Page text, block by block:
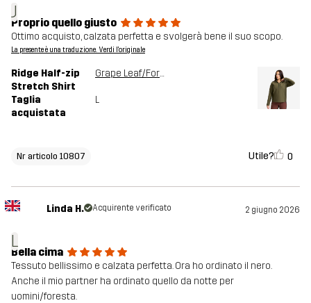
J
Proprio quello giusto
Ottimo acquisto, calzata perfetta e svolgerà bene il suo scopo.
La presente è una traduzione. Verdi l'originale
Ridge Half-zip
Stretch Shirt
Grape Leaf/Forest Night
Taglia
acquistata
L
Nr articolo 10807 Utile? 0
L
Linda H. Acquirente verificato 2 giugno 2026
Bella cima
Tessuto bellissimo e calzata perfetta. Ora ho ordinato il nero.
Anche il mio partner ha ordinato quello da notte per
uomini/foresta.